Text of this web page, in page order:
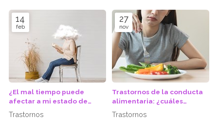
14
feb
¿El mal tiempo puede
afectar a mi estado de
ánimo?
Trastornos
27
nov
Trastornos de la conducta
alimentaria: ¿cuáles
existen?
Trastornos